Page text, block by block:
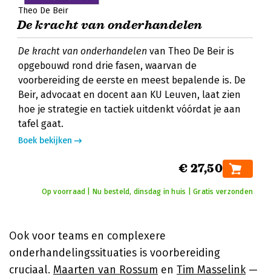
Theo De Beir
De kracht van onderhandelen
De kracht van onderhandelen van Theo De Beir is
opgebouwd rond drie fasen, waarvan de
voorbereiding de eerste en meest bepalende is. De
Beir, advocaat en docent aan KU Leuven, laat zien
hoe je strategie en tactiek uitdenkt vóórdat je aan
tafel gaat.
Boek bekijken
€ 27,50
Op voorraad | Nu besteld, dinsdag in huis | Gratis verzonden
Ook voor teams en complexere
onderhandelingssituaties is voorbereiding
cruciaal. Maarten van Rossum en Tim Masselink—